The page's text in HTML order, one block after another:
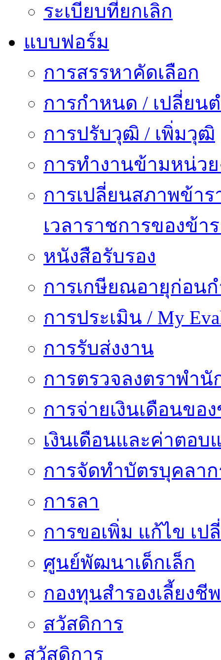
ระเบียบที่ยกเลิก
แบบฟอร์ม
การสรรหาคัดเลือก
การกำหนด / เปลี่ยน
การปรับวุฒิ / เพิ่มวุฒิ
การทำงานข้ามหน่ว
การเปลี่ยนสภาพข้า
เวลาราชการของข้า
หนังสือรับรอง
การเกษียณอายุก่อน
การประเมิน / My
การรับส่งงาน
การตรวจลงตราพำ
การจ่ายเงินเดือนขอ
เงินเดือนและค่าตอบ
การจัดทำบัตรบุคลา
การลา
การขอเพิ่ม แก้ไข เ
ศูนย์พัฒนาเด็กเล็ก
กองทุนสำรองเลี้ยงชีพ
สวัสดิการ
สวัสดิการ